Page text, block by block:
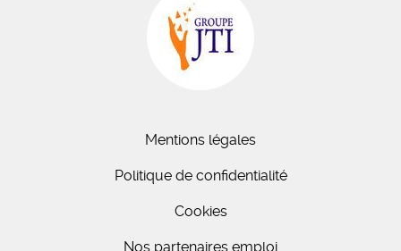
Mentions légales
Politique de confidentialité
Cookies
Nos partenaires emploi